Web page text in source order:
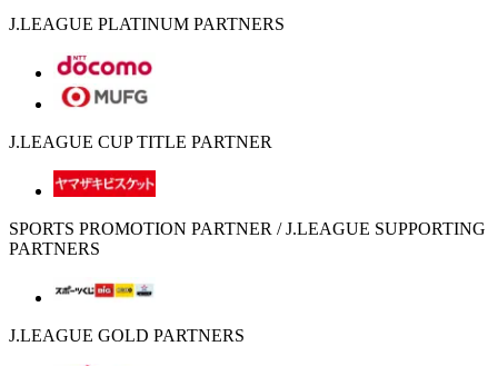
J.LEAGUE PLATINUM PARTNERS
J.LEAGUE CUP TITLE PARTNER
SPORTS PROMOTION PARTNER / J.LEAGUE SUPPORTING
PARTNERS
J.LEAGUE GOLD PARTNERS